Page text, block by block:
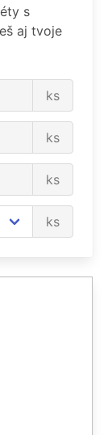
s
aj tvoje
ks
ks
ks
ks